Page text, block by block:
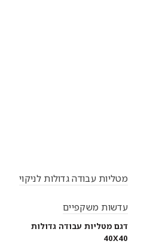
מטליות עבודה גדולות לניקוי
עדשות משקפיים
דגם מטליות עבודה גדולות
40X40